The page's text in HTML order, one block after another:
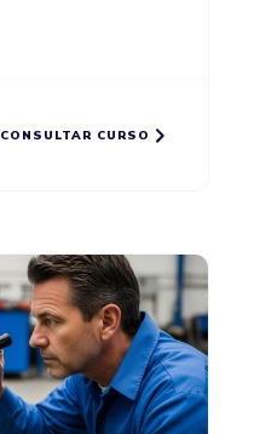
CONSULTAR CURSO